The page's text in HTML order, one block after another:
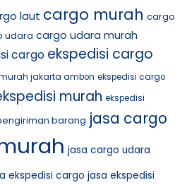
laut cargo murah cargo
udara cargo udara murah
cargo ekspedisi cargo
jakarta ambon ekspedisi cargo
murah ekspedisi
barang jasa cargo
jasa cargo udara
ekspedisi cargo jasa ekspedisi